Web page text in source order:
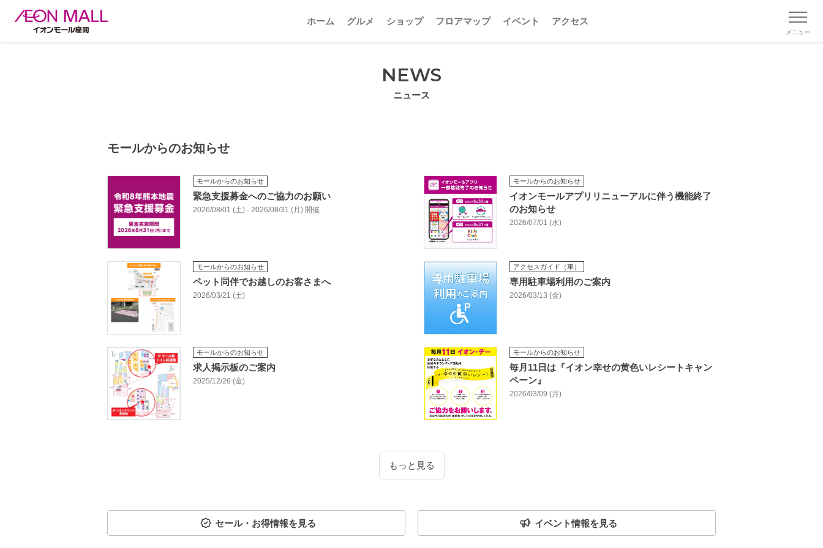
ホーム グルメ ショップ フロアマップ イベント アクセス
メニュー
NEWS
ニュース
モールからのお知らせ
モールからのお知らせ
緊急支援募金へのご協力のお願い
2026/08/01 (土) - 2026/08/31 (月) 開催
モールからのお知らせ
イオンモールアプリリニューアルに伴う機能終了
のお知らせ
2026/07/01 (水)
モールからのお知らせ
ペット同伴でお越しのお客さまへ
2026/03/21 (土)
アクセスガイド（車）
専用駐車場利用のご案内
2026/03/13 (金)
モールからのお知らせ
求人掲示板のご案内
2025/12/26 (金)
モールからのお知らせ
毎月11日は『イオン幸せの黄色いレシートキャン
ペーン』
2026/03/09 (月)
もっと見る
セール・お得情報を見る イベント情報を見る